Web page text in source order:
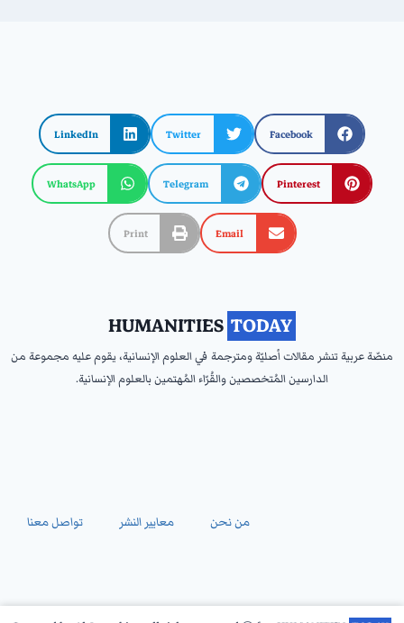
Facebook
Twitter
LinkedIn
Pinterest
Telegram
WhatsApp
Email
Print
HUMANITIES ‎ TODAY ‎
منصّة عربية تنشر مقالات أصليّة ومترجمة في العلوم الإنسانية، يقوم عليه مجموعة من
الدارسين المُتخصصين والقُرّاء المُهتمين بالعلوم الإنسانية.
من نحن معايير النشر تواصل معنا